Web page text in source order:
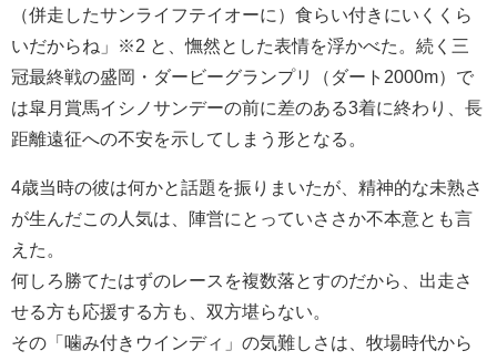
（併走したサンライフテイオーに）食らい付きにいくくら
いだからね」※2 と、憮然とした表情を浮かべた。続く三
冠最終戦の盛岡・ダービーグランプリ（ダート2000m）で
は皐月賞馬イシノサンデーの前に差のある3着に終わり、長
距離遠征への不安を示してしまう形となる。
4歳当時の彼は何かと話題を振りまいたが、精神的な未熟さ
が生んだこの人気は、陣営にとっていささか不本意とも言
えた。
何しろ勝てたはずのレースを複数落とすのだから、出走さ
せる方も応援する方も、双方堪らない。
その「噛み付きウインディ」の気難しさは、牧場時代から